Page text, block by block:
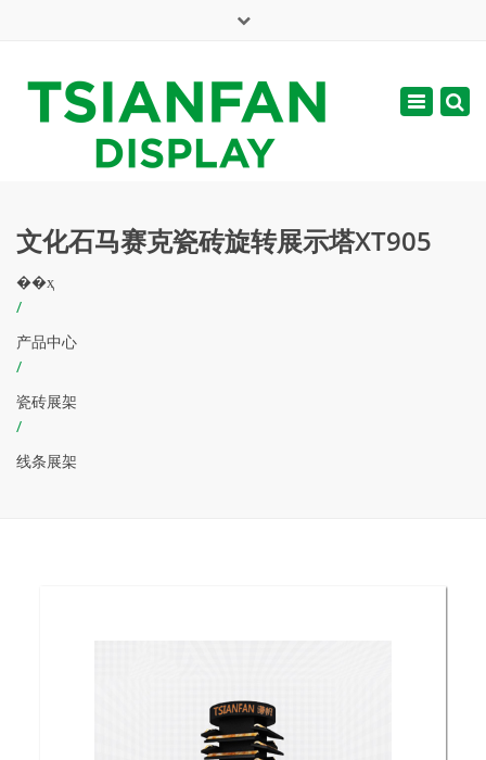
周一 - 周六: 7:00 - 17:00
Toggle
文化石马赛克瓷砖旋转展示塔XT905
��ҳ
/
产品中心
/
瓷砖展架
/
线条展架